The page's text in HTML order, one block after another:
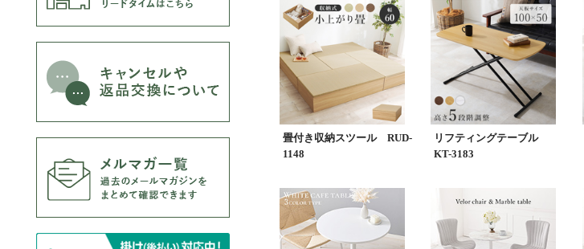
畳付き収納スツール RUD-
1148
リフティングテーブル
KT-3183